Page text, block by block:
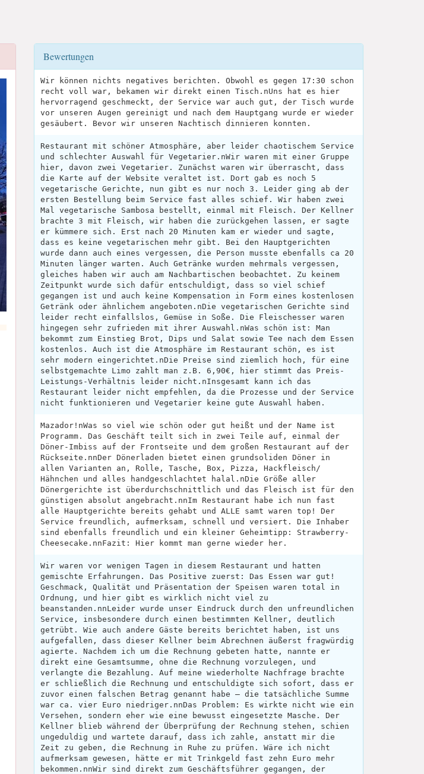
Bewertungen
Wir können nichts negatives berichten. Obwohl es gegen 17:30 schon
recht voll war, bekamen wir direkt einen Tisch.nUns hat es hier
hervorragend geschmeckt, der Service war auch gut, der Tisch wurde
vor unseren Augen gereinigt und nach dem Hauptgang wurde er wieder
gesäubert. Bevor wir unseren Nachtisch dinnieren konnten.
Restaurant mit schöner Atmosphäre, aber leider chaotischem Service
und schlechter Auswahl für Vegetarier.nWir waren mit einer Gruppe
hier, davon zwei Vegetarier. Zunächst waren wir überrascht, dass
die Karte auf der Website veraltet ist. Dort gab es noch 5
vegetarische Gerichte, nun gibt es nur noch 3. Leider ging ab der
ersten Bestellung beim Service fast alles schief. Wir haben zwei
Mal vegetarische Sambosa bestellt, einmal mit Fleisch. Der Kellner
brachte 3 mit Fleisch, wir haben die zurückgehen lassen, er sagte
er kümmere sich. Erst nach 20 Minuten kam er wieder und sagte,
dass es keine vegetarischen mehr gibt. Bei den Hauptgerichten
wurde dann auch eines vergessen, die Person musste ebenfalls ca 20
Minuten länger warten. Auch Getränke wurden mehrmals vergessen,
gleiches haben wir auch am Nachbartischen beobachtet. Zu keinem
Zeitpunkt wurde sich dafür entschuldigt, dass so viel schief
gegangen ist und auch keine Kompensation in Form eines kostenlosen
Getränk oder ähnlichem angeboten.nDie vegetarischen Gerichte sind
leider recht einfallslos, Gemüse in Soße. Die Fleischesser waren
hingegen sehr zufrieden mit ihrer Auswahl.nWas schön ist: Man
bekommt zum Einstieg Brot, Dips und Salat sowie Tee nach dem Essen
kostenlos. Auch ist die Atmosphäre im Restaurant schön, es ist
sehr modern eingerichtet.nDie Preise sind ziemlich hoch, für eine
selbstgemachte Limo zahlt man z.B. 6,90€, hier stimmt das Preis-
Leistungs-Verhältnis leider nicht.nInsgesamt kann ich das
Restaurant leider nicht empfehlen, da die Prozesse und der Service
nicht funktionieren und Vegetarier keine gute Auswahl haben.
Mazador!nWas so viel wie schön oder gut heißt und der Name ist
Programm. Das Geschäft teilt sich in zwei Teile auf, einmal der
Döner-Imbiss auf der Frontseite und dem großen Restaurant auf der
Rückseite.nnDer Dönerladen bietet einen grundsoliden Döner in
allen Varianten an, Rolle, Tasche, Box, Pizza, Hackfleisch/
Hähnchen und alles handgeschlachtet halal.nDie Größe aller
Dönergerichte ist überdurchschnittlich und das Fleisch ist für den
günstigen absolut angebracht.nnIm Restaurant habe ich nun fast
alle Hauptgerichte bereits gehabt und ALLE samt waren top! Der
Service freundlich, aufmerksam, schnell und versiert. Die Inhaber
sind ebenfalls freundlich und ein kleiner Geheimtipp: Strawberry-
Cheesecake.nnFazit: Hier kommt man gerne wieder her.
Wir waren vor wenigen Tagen in diesem Restaurant und hatten
gemischte Erfahrungen. Das Positive zuerst: Das Essen war gut!
Geschmack, Qualität und Präsentation der Speisen waren total in
Ordnung, und hier gibt es wirklich nicht viel zu
beanstanden.nnLeider wurde unser Eindruck durch den unfreundlichen
Service, insbesondere durch einen bestimmten Kellner, deutlich
getrübt. Wie auch andere Gäste bereits berichtet haben, ist uns
aufgefallen, dass dieser Kellner beim Abrechnen äußerst fragwürdig
agierte. Nachdem ich um die Rechnung gebeten hatte, nannte er
direkt eine Gesamtsumme, ohne die Rechnung vorzulegen, und
verlangte die Bezahlung. Auf meine wiederholte Nachfrage brachte
er schließlich die Rechnung und entschuldigte sich sofort, dass er
zuvor einen falschen Betrag genannt habe – die tatsächliche Summe
war ca. vier Euro niedriger.nnDas Problem: Es wirkte nicht wie ein
Versehen, sondern eher wie eine bewusst eingesetzte Masche. Der
Kellner blieb während der Überprüfung der Rechnung stehen, schien
ungeduldig und wartete darauf, dass ich zahle, anstatt mir die
Zeit zu geben, die Rechnung in Ruhe zu prüfen. Wäre ich nicht
aufmerksam gewesen, hätte er mit Trinkgeld fast zehn Euro mehr
bekommen.nnWir sind direkt zum Geschäftsführer gegangen, der